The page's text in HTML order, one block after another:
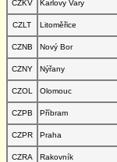
CZKV Karlovy Vary
CZLT
Litoměřice
CZNB
Nový Bor
CZNY
Nýřany
CZOL
Olomouc
CZPB
Příbram
CZPR
Praha
CZRA
Rakovník